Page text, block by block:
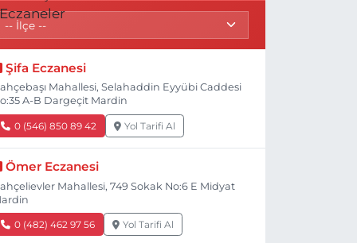
Şifa Eczanesi
Mahallesi, Selahaddin Eyyübi Caddesi
A-B Dargeçit Mardin
0 (546) 850 89 42 Yol Tarifi Al
Ömer Eczanesi
Mahallesi, 749 Sokak No:6 E Midyat
0 (482) 462 97 56 Yol Tarifi Al